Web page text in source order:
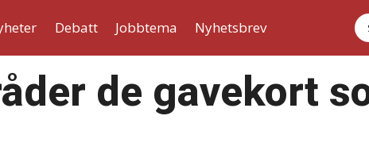
Debatt Jobbtema Nyhetsbrev
de gavekort